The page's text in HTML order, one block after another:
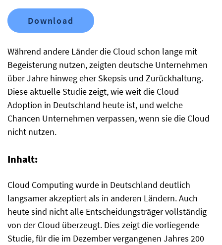
Während andere Länder die Cloud schon lange mit
Begeisterung nutzen, zeigten deutsche Unternehmen
über Jahre hinweg eher Skepsis und Zurückhaltung.
Diese aktuelle Studie zeigt, wie weit die Cloud
Adoption in Deutschland heute ist, und welche
Chancen Unternehmen verpassen, wenn sie die Cloud
nicht nutzen.
Inhalt:
Cloud Computing wurde in Deutschland deutlich
langsamer akzeptiert als in anderen Ländern. Auch
heute sind nicht alle Entscheidungsträger vollständig
von der Cloud überzeugt. Dies zeigt die vorliegende
Studie, für die im Dezember vergangenen Jahres 200
Download